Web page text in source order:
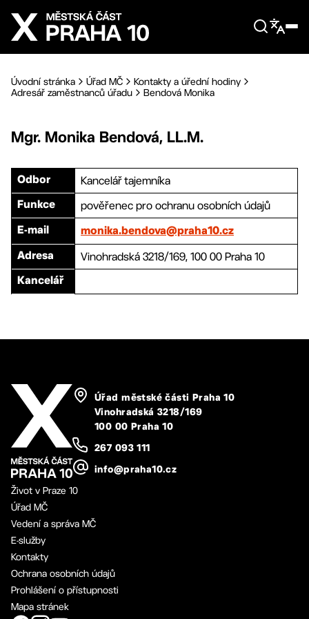
Přejít na hlavní obsah
Úvodní stránka Úřad MČ
Kontakty a úřední hodiny
Adresář zaměstnanců úřadu
Bendová Monika
Mgr. Monika Bendová, LL.M.
Odbor Kancelář tajemníka
Funkce pověřenec pro ochranu osobních údajů
E-mail monika.bendova@praha10.cz
Adresa Vinohradská 3218/169, 100 00 Praha 10
Kancelář
Úřad městské části Praha 10
Vinohradská 3218/169
100 00 Praha 10
267 093 111
info@praha10.cz
Život v Praze 10
Úřad MČ
Vedení a správa MČ
E-služby
Kontakty
Ochrana osobních údajů
Prohlášení o přístupnosti
Mapa stránek